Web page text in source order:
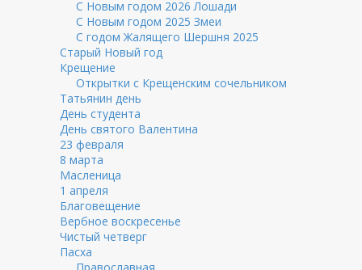
С Новым годом 2026 Лошади
С Новым годом 2025 Змеи
С годом Жалящего Шершня 2025
Старый Новый год
Крещение
Открытки с Крещенским сочельником
Татьянин день
День студента
День святого Валентина
23 февраля
8 марта
Масленица
1 апреля
Благовещение
Вербное воскресенье
Чистый четверг
Пасха